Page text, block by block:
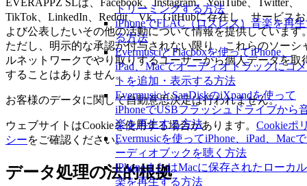
トリーミングする方法
iPhoneでFLAC（ロスレス）音楽を再
る方法
EvermusciとFlacboxを使ってiPhone、
iPad、Macでオーディオトラックにコ
トを追加・表示する方法
EvermusicとSanDiskのiXpandを使って
iPhoneでUSBフラッシュドライブから
楽を再生する方法
Evermusicを使ってiPhone、iPad、Mac
ーディオブックを聴く方法
iPhoneまたはMacに保存されたローカ
楽を再生する方法
EVERAPPZ SLは、Facebook、Instagram、YouTube、Twitter、
TikTok、LinkedIn、Reddit、Vk、GitHubに存在し、サービスお
よび公表したいその他の活動について情報を提供しています
ただし、明示的な承認が付与されない限り、これらのソーシ
ルネットワークでやり取りするユーザーから個人データを取
することはありません。
お客様のデータに関して自動意思決定は行われません。
ウェブサイトはCookieを使用する場合があります。 Cookieポ
シーをご確認ください。
データ処理の法的根拠